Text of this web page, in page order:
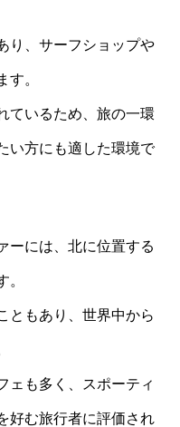
り、サーフショップや
す。
ているため、旅の一環
い方にも適した環境で
ーには、北に位置する
。
ともあり、世界中から
ェも多く、スポーティ
好む旅行者に評価され